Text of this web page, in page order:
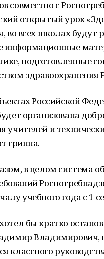
совместно с
открытый урок
во всех школах
информационные
подготовленные
здравоохранения
Российской
организована
учителей и
гриппа.
в целом система
учебного года с 1
бы кратко
Владимирович,
классного